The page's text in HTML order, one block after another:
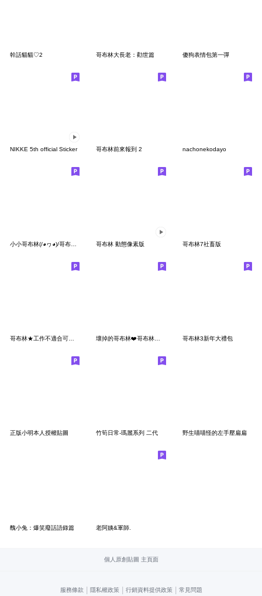
幹話貓貓♡2 哥布林大長老：勸世篇 傻狗表情包第一彈
NIKKE 5th official Sticker 哥布林前來報到 2 nachonekodayo
哥布林 動態像素版 哥布林7社畜版
哥布林3新年大禮包
正版小明本人授權貼圖 竹筍日常-瑪麗系列 二代 野生喵喵怪的左手壓扁扁
醜小兔：爆笑廢話語錄篇 老阿姨&軍師.
個人原創貼圖 主頁面
服務條款 | 隱私權政策 | 行銷資料提供政策 | 常見問題